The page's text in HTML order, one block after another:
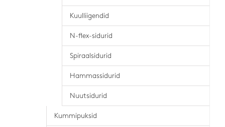
Kuulliigendid
N-flex-sidurid
Spiraalsidurid
Hammassidurid
Nuutsidurid
Kummipuksid